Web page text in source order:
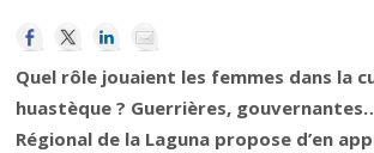
Quel rôle jouaient les femmes dans la
huastèque ? Guerrières,
Régional de la Laguna propose d’en